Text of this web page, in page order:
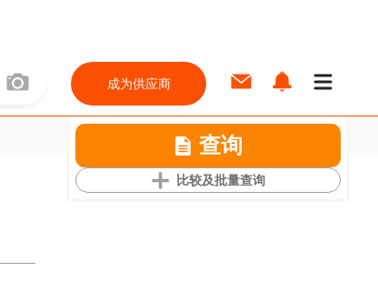
成为供应商
查询
比较及批量查询